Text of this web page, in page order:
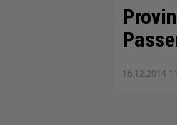
16.12.2014